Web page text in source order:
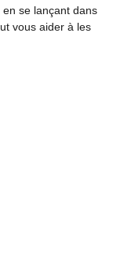
se lançant dans
vous aider à les